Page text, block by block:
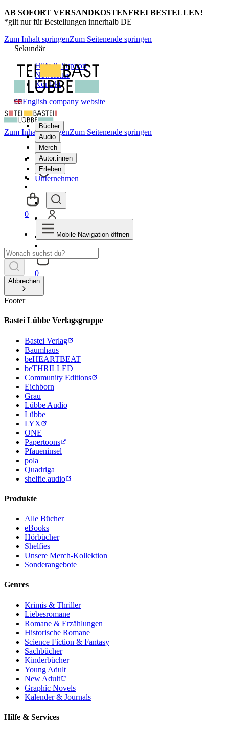
AB SOFORT VERSANDKOSTENFREI BESTELLEN!
*gilt nur für Bestellungen innerhalb DE
Zum Inhalt springenZum Seitenende springen
Sekundär
Hilfe & Support
Newsletter
Kontakt
English company website
Bücher
Audio
Merch
Autor:innen
Erleben
Unternehmen
0
Zum Inhalt springenZum Seitenende springen
0
Mobile Navigation öffnen
Abbrechen
Footer
Bastei Lübbe Verlagsgruppe
Bastei Verlag
Baumhaus
beHEARTBEAT
beTHRILLED
Community Editions
Eichborn
Grau
Lübbe Audio
Lübbe
LYX
ONE
Papertoons
Pfaueninsel
pola
Quadriga
shelfie.audio
Produkte
Alle Bücher
eBooks
Hörbücher
Shelfies
Unsere Merch-Kollektion
Sonderangebote
Genres
Krimis & Thriller
Liebesromane
Romane & Erzählungen
Historische Romane
Science Fiction & Fantasy
Sachbücher
Kinderbücher
Young Adult
New Adult
Graphic Novels
Kalender & Journals
Hilfe & Services